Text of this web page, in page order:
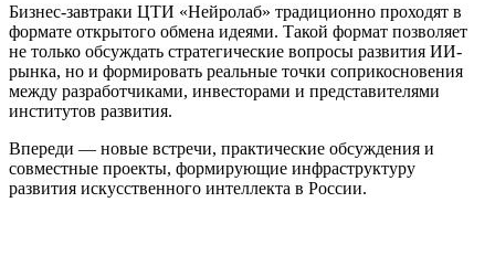
Бизнес-завтраки ЦТИ «Нейролаб» традиционно проходят в
формате открытого обмена идеями. Такой формат позволяет
не только обсуждать стратегические вопросы развития ИИ-
рынка, но и формировать реальные точки соприкосновения
между разработчиками, инвесторами и представителями
институтов развития.
Впереди — новые встречи, практические обсуждения и
совместные проекты, формирующие инфраструктуру
развития искусственного интеллекта в России.